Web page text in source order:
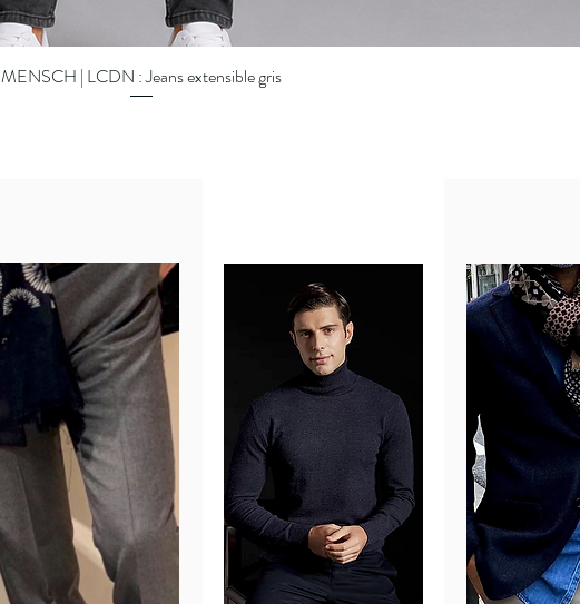
Quick View
MENSCH | LCDN : Jeans extensible gris